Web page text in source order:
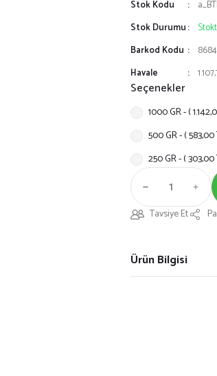
Stok Kodu
Stok Durumu
Barkod Kodu
Havale
Seçenekler
1000 GR - (
500 GR - ( 583,00
250 GR - ( 303,00
Tavsiye Et
Ürün Bilgisi